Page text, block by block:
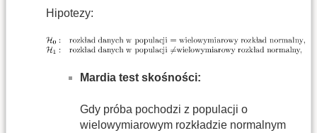
Hipotezy:
Mardia test skośności:
Gdy próba pochodzi z populacji o
wielowymiarowym rozkładzie normalnym